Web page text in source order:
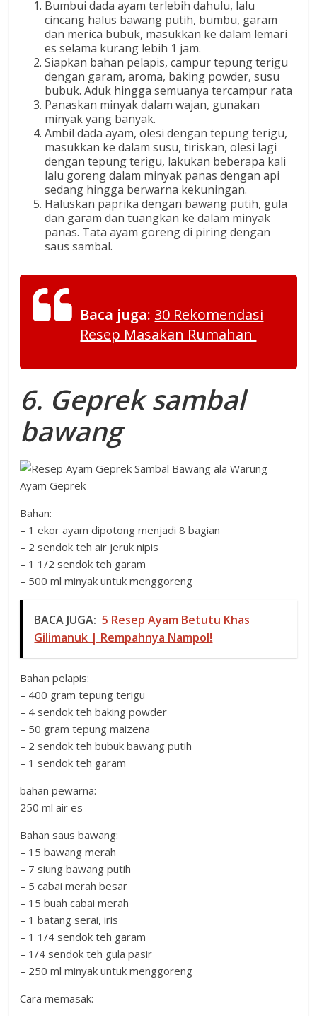
Bumbui dada ayam terlebih dahulu, lalu
cincang halus bawang putih, bumbu, garam
dan merica bubuk, masukkan ke dalam lemari
es selama kurang lebih 1 jam.
Siapkan bahan pelapis, campur tepung terigu
dengan garam, aroma, baking powder, susu
bubuk. Aduk hingga semuanya tercampur rata
Panaskan minyak dalam wajan, gunakan
minyak yang banyak.
Ambil dada ayam, olesi dengan tepung terigu,
masukkan ke dalam susu, tiriskan, olesi lagi
dengan tepung terigu, lakukan beberapa kali
lalu goreng dalam minyak panas dengan api
sedang hingga berwarna kekuningan.
Haluskan paprika dengan bawang putih, gula
dan garam dan tuangkan ke dalam minyak
panas. Tata ayam goreng di piring dengan
saus sambal.
Baca juga: 30 Rekomendasi
Resep Masakan Rumahan
6. Geprek sambal
bawang
Bahan:
– 1 ekor ayam dipotong menjadi 8 bagian
– 2 sendok teh air jeruk nipis
– 1 1/2 sendok teh garam
– 500 ml minyak untuk menggoreng
BACA JUGA: 5 Resep Ayam Betutu Khas
Gilimanuk | Rempahnya Nampol!
Bahan pelapis:
– 400 gram tepung terigu
– 4 sendok teh baking powder
– 50 gram tepung maizena
– 2 sendok teh bubuk bawang putih
– 1 sendok teh garam
bahan pewarna:
250 ml air es
Bahan saus bawang:
– 15 bawang merah
– 7 siung bawang putih
– 5 cabai merah besar
– 15 buah cabai merah
– 1 batang serai, iris
– 1 1/4 sendok teh garam
– 1/4 sendok teh gula pasir
– 250 ml minyak untuk menggoreng
Cara memasak: